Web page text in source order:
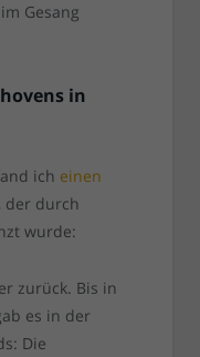
Gesang
in
ich einen
, der durch
wurde:
zurück. Bis in
es in der
Die